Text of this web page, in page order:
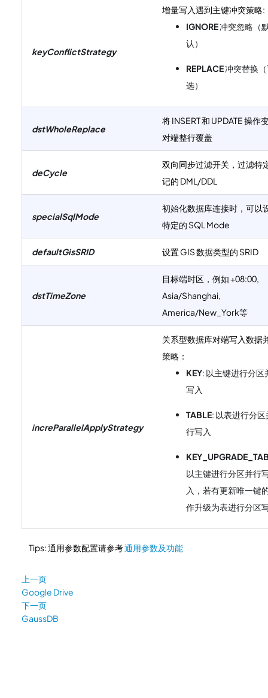
keyConflictStrategy
增量写入遇到主键冲突策略:
IGNORE冲突忽略（
认）
REPLACE冲突替换
选）
dstWholeReplace
将 INSERT 和 UPDATE 操作
对端整行覆盖
deCycle
双向同步过滤开关，过滤特
记的 DML/DDL
specialSqlMode
初始化数据库连接时，可以
特定的 SQL Mode
defaultGisSRID 设置 GIS 数据类型的 SRID
dstTimeZone
目标端时区，例如 +08:00,
Asia/Shanghai,
America/New_York等
increParallelApplyStrategy
关系型数据库对端写入数据
策略：
KEY: 以主键进行分区
写入
TABLE: 以表进行分区
行写入
以主键进行分区并行
入，若有更新唯一键
作升级为表进行分区
Tips: 通用参数配置请参考通用参数及功能
上一页
Google Drive
下一页
GaussDB